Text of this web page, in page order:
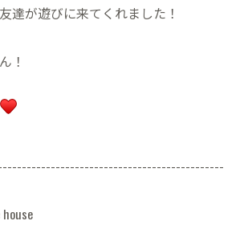
達が遊びに来てくれました！
！